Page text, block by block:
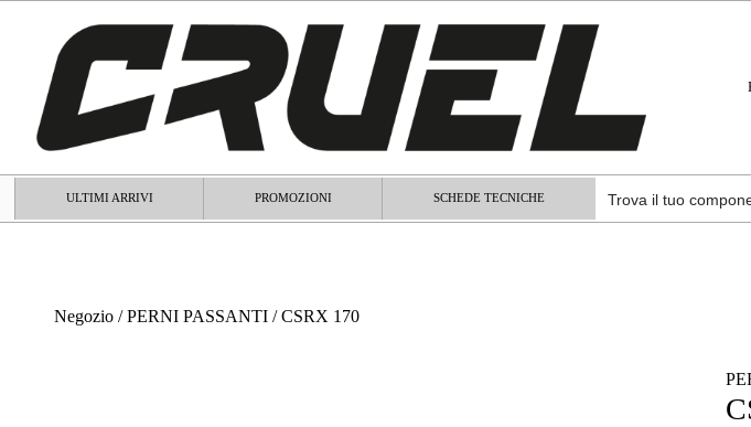
ULTIMI ARRIVI PROMOZIONI SCHEDE TECNICHE
Negozio /PERNI PASSANTI / CSRX 170